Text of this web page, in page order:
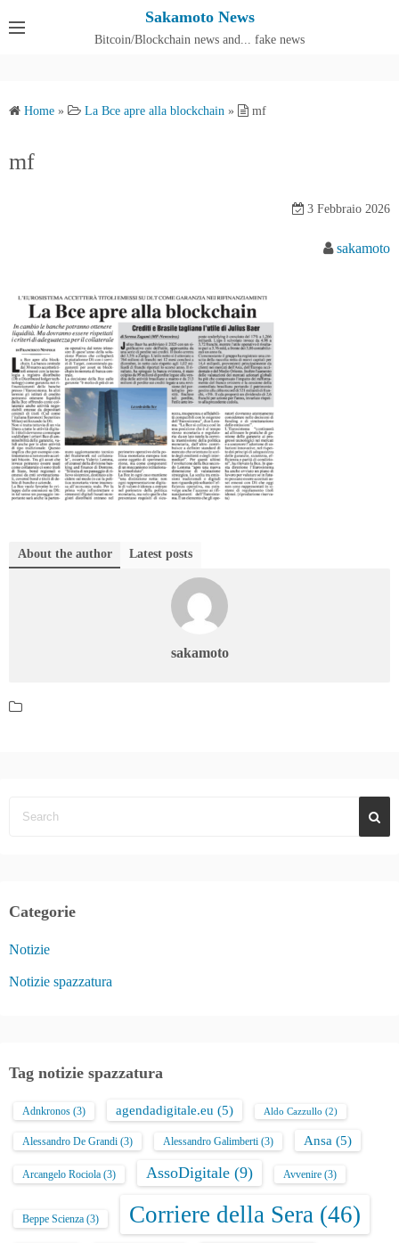
Sakamoto News
Bitcoin/Blockchain news and... fake news
Home » La Bce apre alla blockchain » mf
mf
3 Febbraio 2026
sakamoto
About the author Latest posts
sakamoto
Categorie
Notizie
Notizie spazzatura
Tag notizie spazzatura
Adnkronos (3) agendadigitale.eu (5) Aldo Cazzullo (2)
Alessandro De Grandi (3) Alessandro Galimberti (3) Ansa (5)
Arcangelo Rociola (3) AssoDigitale (9) Avvenire (3)
Beppe Scienza (3) Corriere della Sera (46)